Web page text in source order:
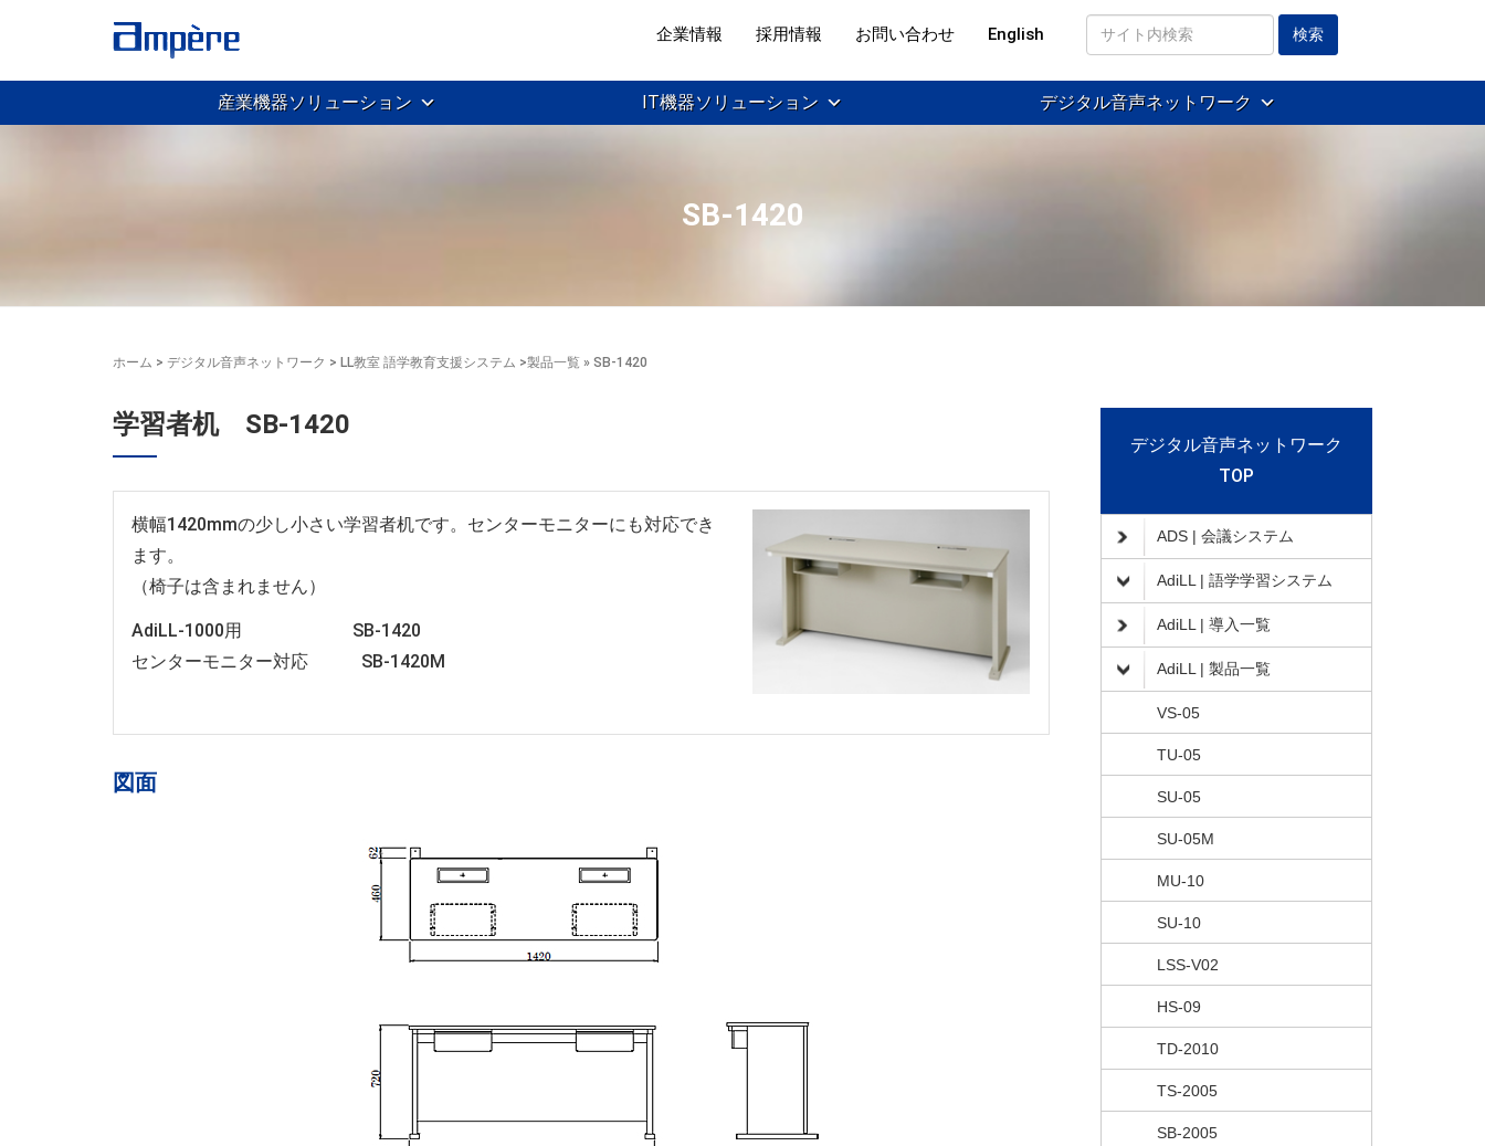
企業情報 採用情報 お問い合わせ English
サ
イ
ト
産業機器ソリューション IT機器ソリューション デジタル音声ネットワーク
SB-1420
ホーム > デジタル音声ネットワーク > LL教室 語学教育支援システム >製品一覧 » SB-1420
学習者机 SB-1420
横幅1420mmの少し小さい学習者机です。センターモニターにも対応でき
ます。
（椅子は含まれません）
AdiLL-1000用 SB-1420
センターモニター対応 SB-1420M
図面
デジタル音声ネットワーク
TOP
ADS | 会議システム
AdiLL | 語学学習システム
AdiLL | 導入一覧
AdiLL | 製品一覧
VS-05
TU-05
SU-05
SU-05M
MU-10
SU-10
LSS-V02
HS-09
TD-2010
TS-2005
SB-2005